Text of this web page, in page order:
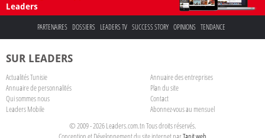
Leaders
PARTENAIRES DOSSIERS LEADERS TV SUCCESS STORY OPINIONS TENDANCE
SUR LEADERS
Actualités Tunisie
Annuaire des entreprises
Annuaire de personnalités
Plan du site
Qui sommes nous
Contact
Leaders Mobile
Abonnez-vous au mensuel
© 2009 - 2026 Leaders.com.tn Tous droits réservés.